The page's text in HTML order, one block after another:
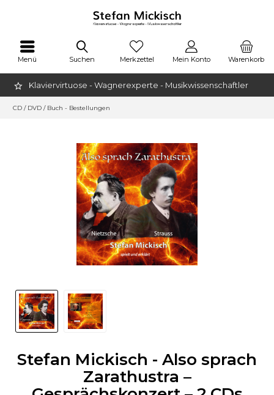
Klaviervirtuose - Wagnerexperte - Musikwissenschaftler
Menü Warenkorb
Merkzettel Mein Konto
Suchen
CD / DVD / Buch - Bestellungen
Stefan Mickisch - Also sprach
Zarathustra –